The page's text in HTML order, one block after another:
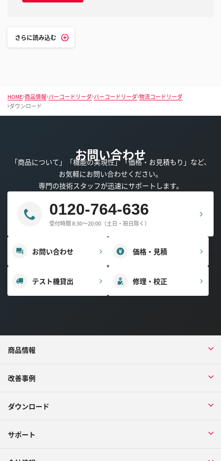
さらに読み込む
HOME 商品情報 バーコードリーダ バーコードリーダ 物流コードリーダ
ダウンロード
お問い合わせ
「商品について」「機能の実現性」「価格・お見積もり」など、
お気軽にお問い合わせください。
専門の技術スタッフが迅速にサポートします。
0120-764-636
受付時間 8:30～20:00（土日・祝日除く）
お問い合わせ 価格・見積
テスト機貸出 修理・校正
商品情報
改善事例
ダウンロード
サポート